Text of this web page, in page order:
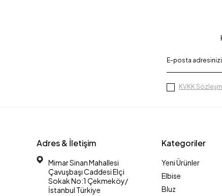
KVKK
Adres & İletişim
Mimar Sinan Mahallesi
Çavuşbaşı Caddesi Elçi
Sokak No:1 Çekmeköy/
İstanbul Türkiye
Kategoriler
Yeni Ürünler
Elbise
Bluz